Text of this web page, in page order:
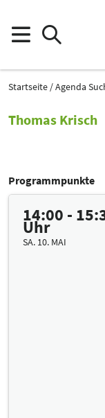
Startseite Agenda
Thomas Krisch
Programmpunkte
14:00 -
Uhr
SA. 10. MAI